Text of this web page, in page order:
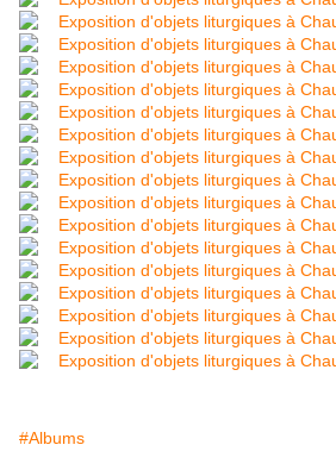
#Albums